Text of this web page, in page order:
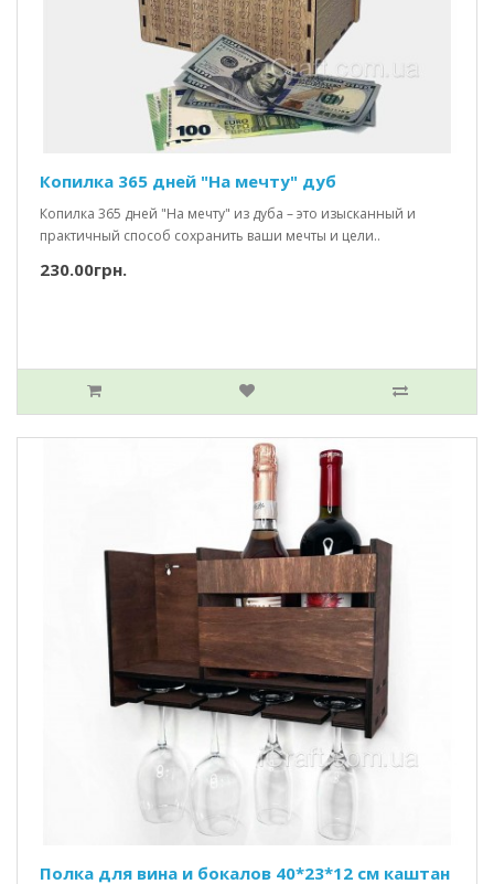
Копилка 365 дней "На мечту" дуб
Копилка 365 дней "На мечту" из дуба – это изысканный и
практичный способ сохранить ваши мечты и цели..
230.00грн.
Полка для вина и бокалов 40*23*12 см каштан